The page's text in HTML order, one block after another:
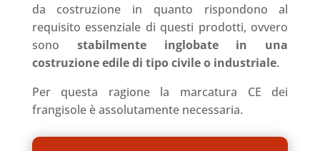
da costruzione in quanto rispondono al
requisito essenziale di questi prodotti, ovvero
sono stabilmente inglobate in una
costruzione edile di tipo civile o industriale.
Per questa ragione la marcatura CE dei
frangisole è assolutamente necessaria.